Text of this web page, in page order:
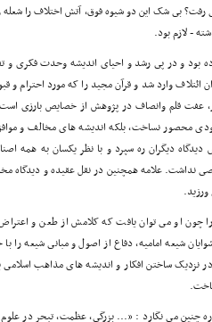
رفت؟ بى شک این دو شیوه فوق، آتش اختلاف را شعله
- لازم بود.
بود و در پى رشد و احیاى اندیشه وحدت فکرى و
ائتلاف وارد شد و قرآن مجید را که مورد احترام
عفت قلم وانصاف در پژوهش از خصایص بارزى
محصور نساخت، بلکه اندیشه هاى مخالف و
دیگران ره سپرد و با نظر یکسان به همه
نداشت. علامه همچنین در نقل عقیده و دیدگاه
چون او مى توان یافت که کلامش از طعن و
شیعه امامیه، دفاع از اصول و مبانى شیعه را
نزدیک ساختن افکار و اندیشه هاى مذاهب اسلامى
چنین مى نگارد : «... بزرگى، عظمت، تبحر در